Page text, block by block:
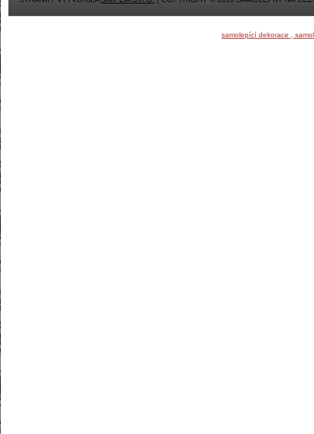
samolepící dekorace ,